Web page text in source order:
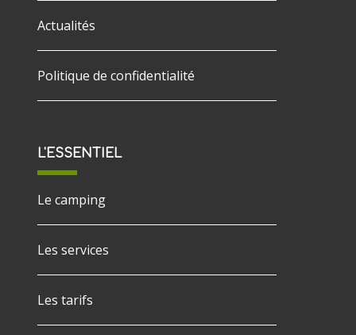
Actualités
Politique de confidentialité
L'ESSENTIEL
Le camping
Les services
Les tarifs